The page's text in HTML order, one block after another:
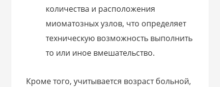
количества и расположения
миоматозных узлов, что определяет
техническую возможность выполнить
то или иное вмешательство.
Кроме того, учитывается возраст больной,